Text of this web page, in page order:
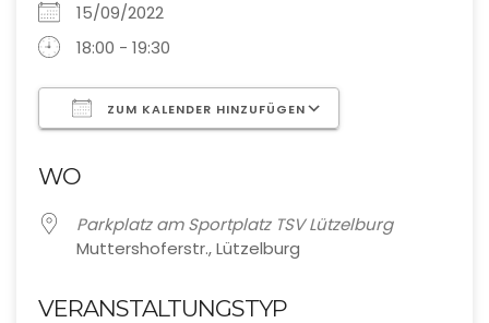
15/09/2022
18:00 - 19:30
ZUM KALENDER HINZUFÜGEN
WO
Parkplatz am Sportplatz TSV Lützelburg
Muttershoferstr., Lützelburg
VERANSTALTUNGSTYP